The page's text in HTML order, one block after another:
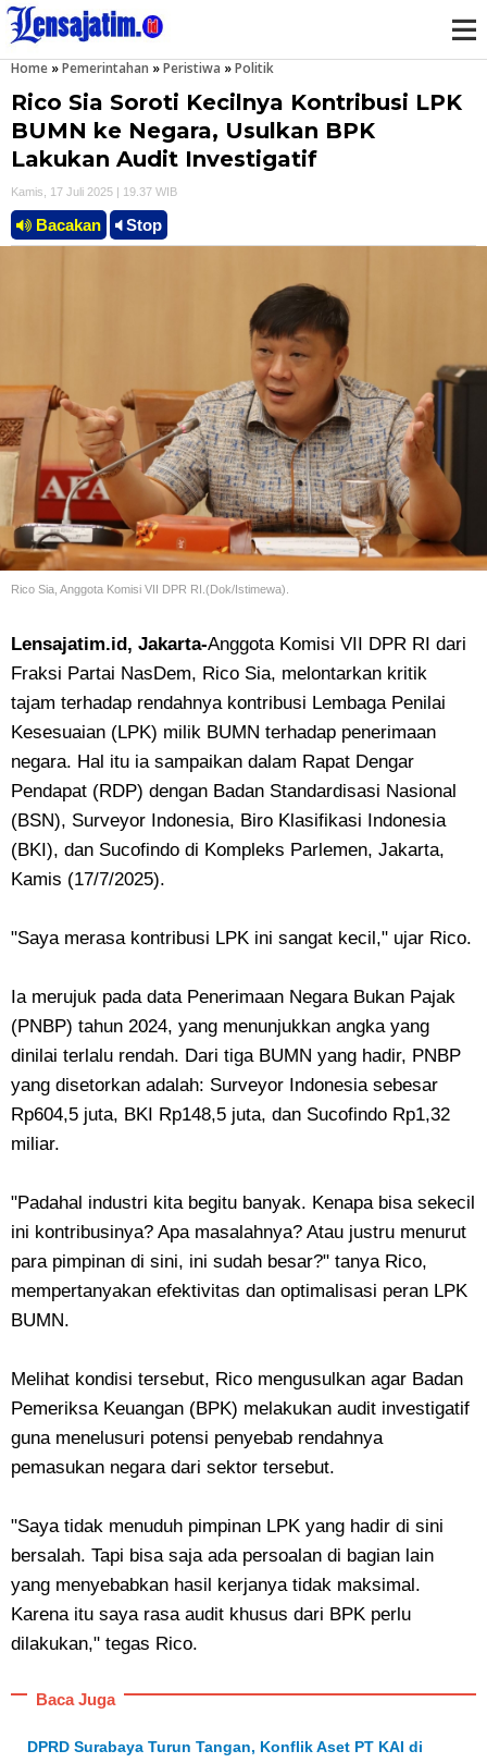
Home »Pemerintahan »Peristiwa »Politik
Rico Sia Soroti Kecilnya Kontribusi LPK
BUMN ke Negara, Usulkan BPK
Lakukan Audit Investigatif
Kamis, 17 Juli 2025 | 19.37 WIB
Bacakan Stop
Rico Sia, Anggota Komisi VII DPR RI.(Dok/Istimewa).
Lensajatim.id, Jakarta-Anggota Komisi VII DPR RI dari
Fraksi Partai NasDem, Rico Sia, melontarkan kritik
tajam terhadap rendahnya kontribusi Lembaga Penilai
Kesesuaian (LPK) milik BUMN terhadap penerimaan
negara. Hal itu ia sampaikan dalam Rapat Dengar
Pendapat (RDP) dengan Badan Standardisasi Nasional
(BSN), Surveyor Indonesia, Biro Klasifikasi Indonesia
(BKI), dan Sucofindo di Kompleks Parlemen, Jakarta,
Kamis (17/7/2025).
"Saya merasa kontribusi LPK ini sangat kecil," ujar Rico.
Ia merujuk pada data Penerimaan Negara Bukan Pajak
(PNBP) tahun 2024, yang menunjukkan angka yang
dinilai terlalu rendah. Dari tiga BUMN yang hadir, PNBP
yang disetorkan adalah: Surveyor Indonesia sebesar
Rp604,5 juta, BKI Rp148,5 juta, dan Sucofindo Rp1,32
miliar.
"Padahal industri kita begitu banyak. Kenapa bisa sekecil
ini kontribusinya? Apa masalahnya? Atau justru menurut
para pimpinan di sini, ini sudah besar?" tanya Rico,
mempertanyakan efektivitas dan optimalisasi peran LPK
BUMN.
Melihat kondisi tersebut, Rico mengusulkan agar Badan
Pemeriksa Keuangan (BPK) melakukan audit investigatif
guna menelusuri potensi penyebab rendahnya
pemasukan negara dari sektor tersebut.
"Saya tidak menuduh pimpinan LPK yang hadir di sini
bersalah. Tapi bisa saja ada persoalan di bagian lain
yang menyebabkan hasil kerjanya tidak maksimal.
Karena itu saya rasa audit khusus dari BPK perlu
dilakukan," tegas Rico.
Baca Juga
DPRD Surabaya Turun Tangan, Konflik Aset PT KAI di